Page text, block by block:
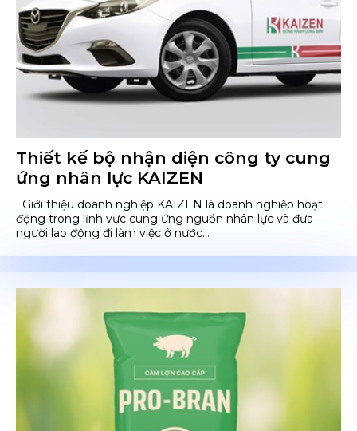
Thiết kế bộ nhận diện công ty cung
ứng nhân lực KAIZEN
Giới thiệu doanh nghiệp KAIZEN là doanh nghiệp hoạt
động trong lĩnh vực cung ứng nguồn nhân lực và đưa
người lao động đi làm việc ở nước...